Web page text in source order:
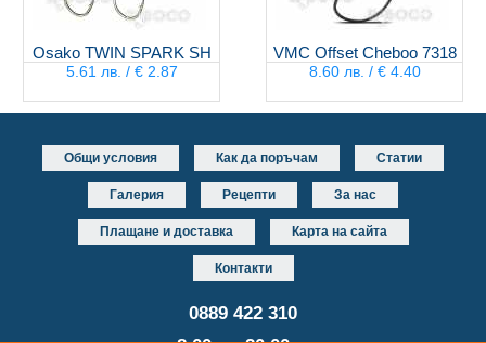
Osako TWIN SPARK SH
5.61 лв. / € 2.87
VMC Offset Cheboo 7318
8.60 лв. / € 4.40
Общи условия Как да поръчам Статии
Галерия Рецепти За нас
Плащане и доставка Карта на сайта
Контакти
0889 422 310